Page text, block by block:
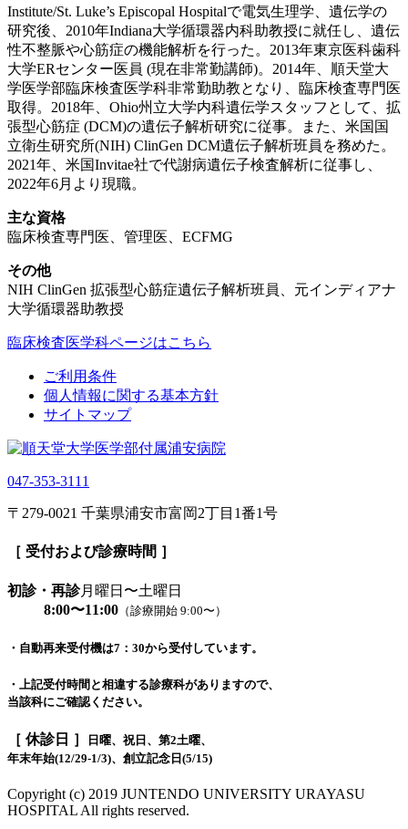
Institute/St. Luke’s Episcopal Hospitalで電気生理学、遺伝学の
研究後、2010年Indiana大学循環器内科助教授に就任し、遺伝
性不整脈や心筋症の機能解析を行った。2013年東京医科歯科
大学ERセンター医員 (現在非常勤講師)。2014年、順天堂大
学医学部臨床検査医学科非常勤助教となり、臨床検査専門医
取得。2018年、Ohio州立大学内科遺伝学スタッフとして、拡
張型心筋症 (DCM)の遺伝子解析研究に従事。また、米国国
立衛生研究所(NIH) ClinGen DCM遺伝子解析班員を務めた。
2021年、米国Invitae社で代謝病遺伝子検査解析に従事し、
2022年6月より現職。
主な資格
臨床検査専門医、管理医、ECFMG
その他
NIH ClinGen 拡張型心筋症遺伝子解析班員、元インディアナ
大学循環器助教授
臨床検査医学科ページはこちら
ご利用条件
個人情報に関する基本方針
サイトマップ
047-353-3111
〒279-0021 千葉県浦安市富岡2丁目1番1号
［ 受付および診療時間 ］
初診・再診月曜日〜土曜日
8:00〜11:00 （診療開始 9:00〜）
・自動再来受付機は7：30から受付しています。
・上記受付時間と相違する診療科がありますので、
当該科にご確認ください。
［ 休診日 ］
日曜、祝日、第2土曜、
年末年始(12/29-1/3)、創立記念日(5/15)
Copyright (c) 2019 JUNTENDO UNIVERSITY URAYASU
HOSPITAL All rights reserved.